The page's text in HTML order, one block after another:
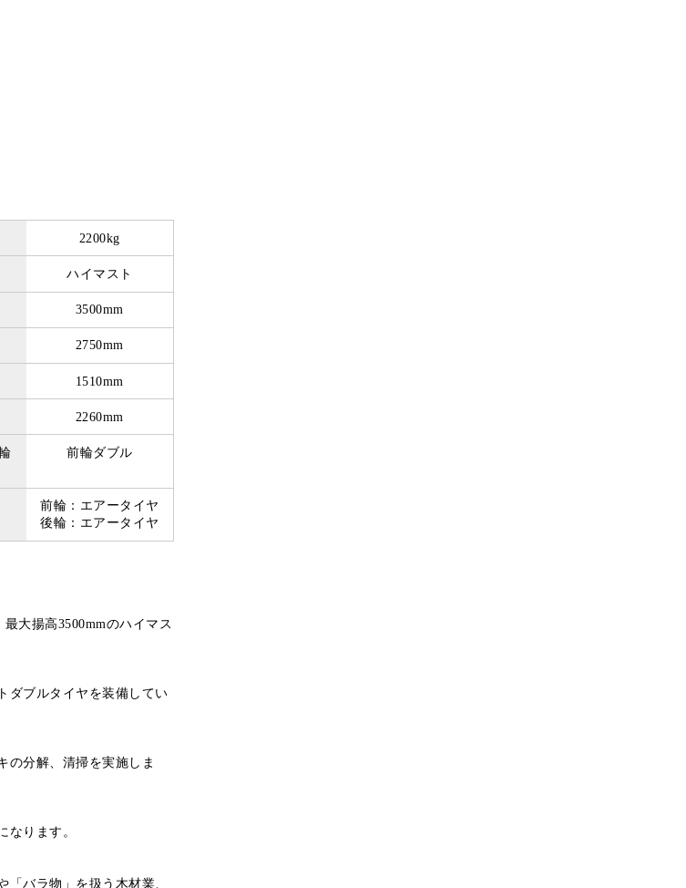
2200kg
ハイマスト
3500mm
2750mm
1510mm
2260mm
前輪ダブル
前輪：エアータイヤ
後輪：エアータイヤ
大揚高3500mmのハイマス
ダブルタイヤを装備してい
の分解、清掃を実施しま
なります。
バラ物」を扱う木材業、